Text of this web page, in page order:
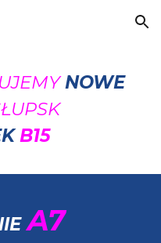
Skip to navigation
NOWE
B15
A7